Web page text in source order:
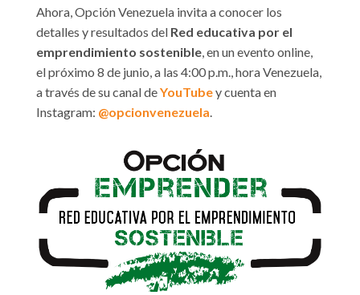
Ahora, Opción Venezuela invita a conocer los
detalles y resultados del Red educativa por el
emprendimiento sostenible , en un evento online,
el próximo 8 de junio, a las 4:00 p.m., hora Venezuela,
a través de su canal deYouTubey cuenta en
Instagram: @opcionvenezuela